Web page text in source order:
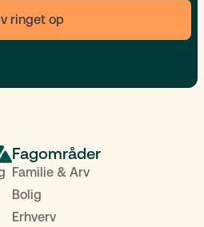
ringet op
Fagområder
Familie & Arv
Bolig
Erhverv